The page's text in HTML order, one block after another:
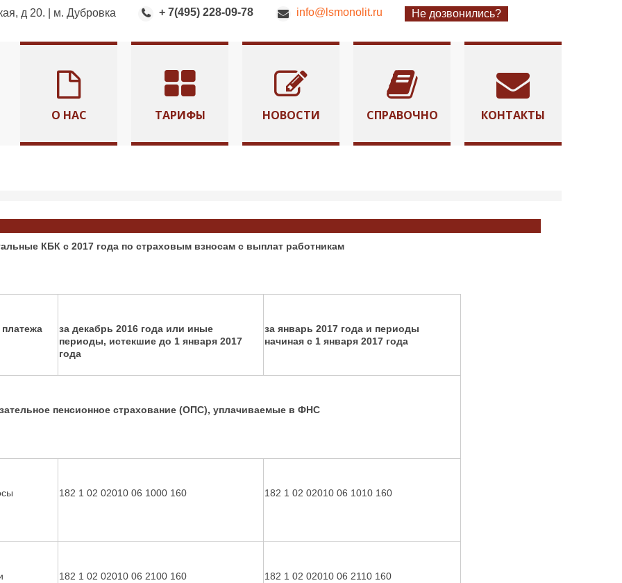
д 20. | м. Дубровка + 7(495) 228-09-78 info@lsmonolit.ru Не дозвонились?
О НАС ТАРИФЫ НОВОСТИ СПРАВОЧНО КОНТАКТЫ
КБК с 2017 года по страховым взносам с выплат работникам
за декабрь 2016 года или иные
периоды, истекшие до 1 января 2017
года
за январь 2017 года и периоды
начиная с 1 января 2017 года
пенсионное страхование (ОПС), уплачиваемые в ФНС
182 1 02 02010 06 1000 160 182 1 02 02010 06 1010 160
182 1 02 02010 06 2100 160 182 1 02 02010 06 2110 160